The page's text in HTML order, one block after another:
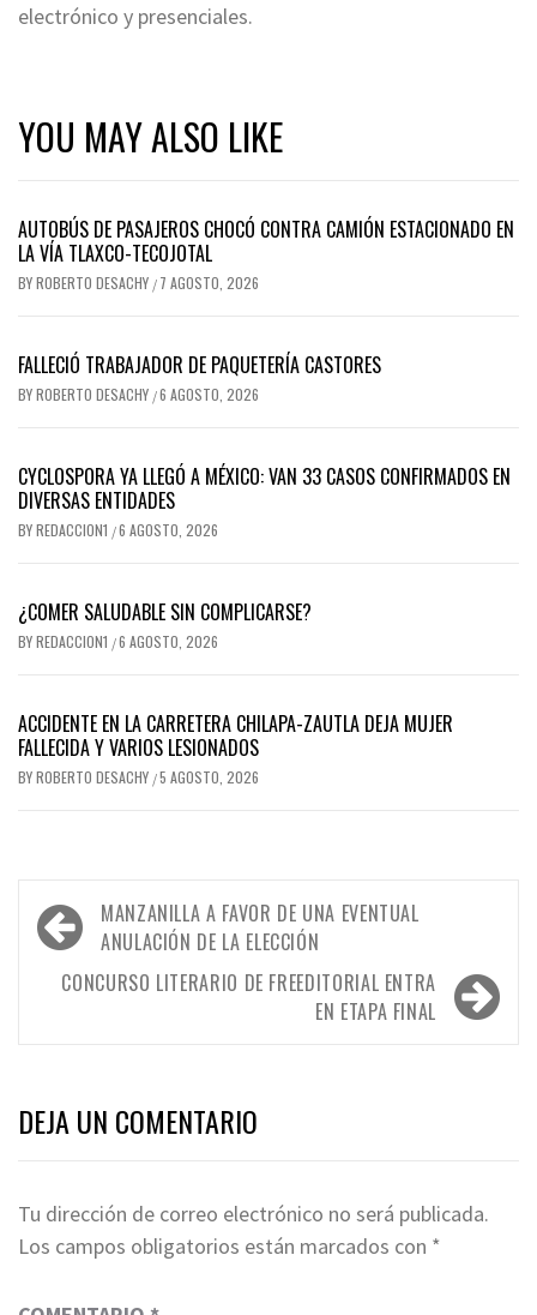
electrónico y presenciales.
YOU MAY ALSO LIKE
AUTOBÚS DE PASAJEROS CHOCÓ CONTRA CAMIÓN ESTACIONADO EN
LA VÍA TLAXCO-TECOJOTAL
BYROBERTO DESACHY / 7 AGOSTO, 2026
FALLECIÓ TRABAJADOR DE PAQUETERÍA CASTORES
BYROBERTO DESACHY /6 AGOSTO, 2026
CYCLOSPORA YA LLEGÓ A MÉXICO: VAN 33 CASOS CONFIRMADOS EN
DIVERSAS ENTIDADES
BYREDACCION1 /6 AGOSTO, 2026
¿COMER SALUDABLE SIN COMPLICARSE?
BYREDACCION1 /6 AGOSTO, 2026
ACCIDENTE EN LA CARRETERA CHILAPA-ZAUTLA DEJA MUJER
FALLECIDA Y VARIOS LESIONADOS
BYROBERTO DESACHY /5 AGOSTO, 2026
Navegación
de
entradas
MANZANILLA A FAVOR DE UNA EVENTUAL
ANULACIÓN DE LA ELECCIÓN
CONCURSO LITERARIO DE FREEDITORIAL ENTRA
EN ETAPA FINAL
DEJA UN COMENTARIO
Tu dirección de correo electrónico no será publicada.
Los campos obligatorios están marcados con *